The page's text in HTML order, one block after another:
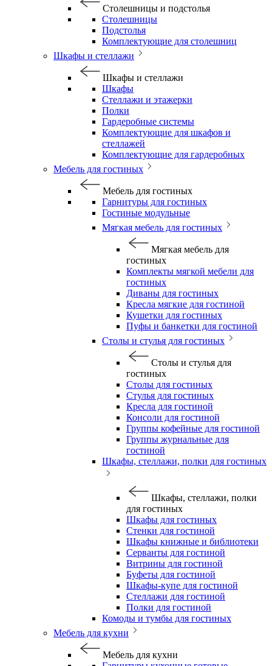
Столешницы и подстолья
Столешницы
Подстолья
Комплектующие для столешниц
Шкафы и стеллажи
Шкафы и стеллажи
Шкафы
Стеллажи и этажерки
Полки
Гардеробные системы
Комплектующие для шкафов и
стеллажей
Комплектующие для гардеробных
Мебель для гостиных
Мебель для гостиных
Гарнитуры для гостиных
Гостиные модульные
Мягкая мебель для гостиных
Мягкая мебель для
гостиных
Комплекты мягкой мебели для
гостиных
Диваны для гостиных
Кресла мягкие для гостиной
Кушетки для гостиных
Пуфы и банкетки для гостиной
Столы и стулья для гостиных
Столы и стулья для
гостиных
Столы для гостиных
Стулья для гостиных
Кресла для гостиной
Консоли для гостиной
Группы кофейные для гостиной
Группы журнальные для
гостиной
Шкафы, стеллажи, полки для гостиных
Шкафы, стеллажи, полки
для гостиных
Шкафы для гостиных
Стенки для гостиной
Шкафы книжные и библиотеки
Серванты для гостиной
Витрины для гостиной
Буфеты для гостиной
Шкафы-купе для гостиной
Стеллажи для гостиной
Полки для гостиной
Комоды и тумбы для гостиных
Мебель для кухни
Мебель для кухни